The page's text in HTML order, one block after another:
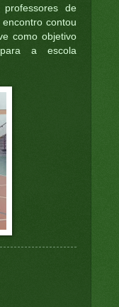
de
contou
como objetivo
a escola